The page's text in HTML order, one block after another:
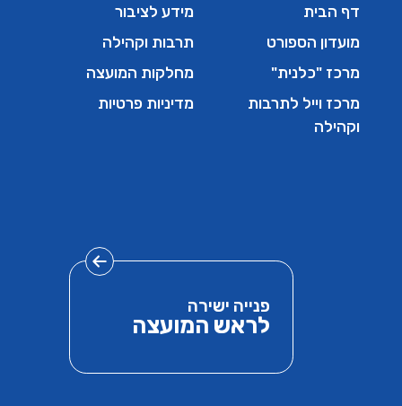
דף הבית
מועדון הספורט
מרכז "כלנית"
מרכז וייל לתרבות
וקהילה
מידע לציבור
תרבות וקהילה
מחלקות המועצה
מדיניות פרטיות
פנייה ישירה
לראש המועצה